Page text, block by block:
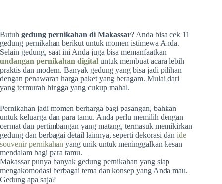
Butuh gedung pernikahan di Makassar? Anda bisa cek 11
gedung pernikahan berikut untuk momen istimewa Anda.
Selain gedung, saat ini Anda juga bisa memanfaatkan
undangan pernikahan digital untuk membuat acara lebih
praktis dan modern. Banyak gedung yang bisa jadi pilihan
dengan penawaran harga paket yang beragam. Mulai dari
yang termurah hingga yang cukup mahal.
Pernikahan jadi momen berharga bagi pasangan, bahkan
untuk keluarga dan para tamu. Anda perlu memilih dengan
cermat dan pertimbangan yang matang, termasuk memikirkan
gedung dan berbagai detail lainnya, seperti dekorasi dan ide
souvenir pernikahan yang unik untuk meninggalkan kesan
mendalam bagi para tamu.
Makassar punya banyak gedung pernikahan yang siap
mengakomodasi berbagai tema dan konsep yang Anda mau.
Gedung apa saja?